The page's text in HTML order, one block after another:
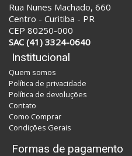
Rua Nunes Machado, 660
Centro - Curitiba - PR
CEP 80250-000
SAC (41) 3324-0640
Institucional
Quem somos
Política de privacidade
Política de devoluções
Contato
Como Comprar
Condições Gerais
Formas de pagamento